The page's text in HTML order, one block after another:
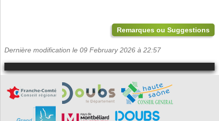
Remarques ou Suggestions
Dernière modification le 09 February 2026 à 22:57